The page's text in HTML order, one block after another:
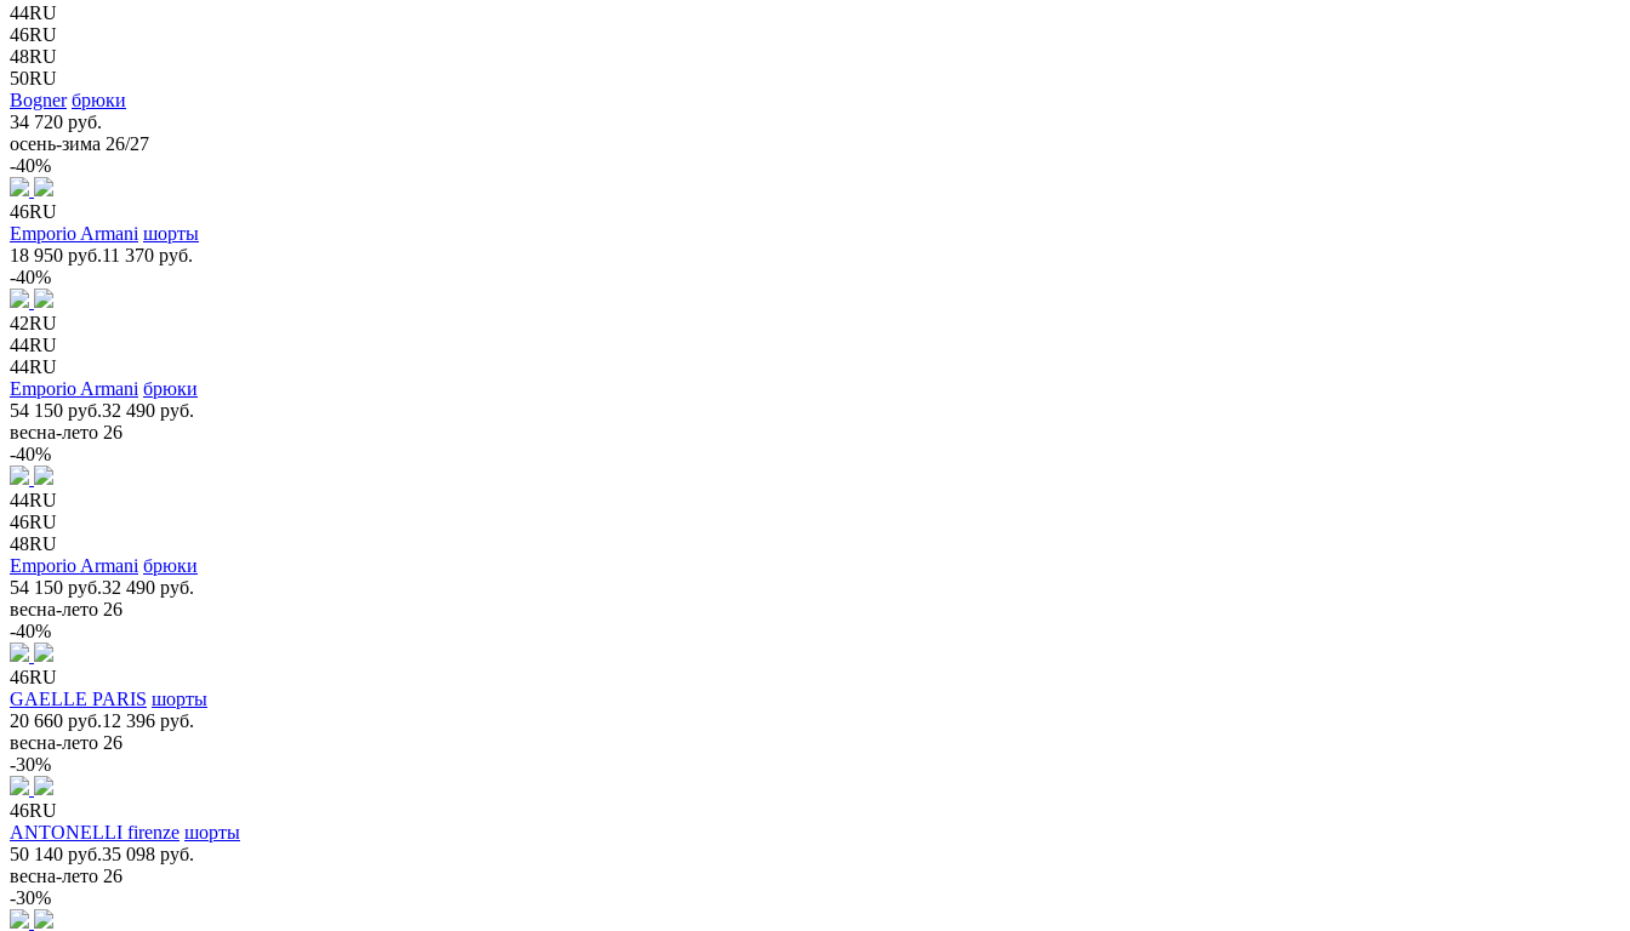
44RU
46RU
48RU
50RU
Bogner брюки
34 720 руб.
осень-зима 26/27
-40%
46RU
Emporio Armani шорты
18 950 руб.11 370 руб.
-40%
42RU
44RU
44RU
Emporio Armani брюки
54 150 руб.32 490 руб.
весна-лето 26
-40%
44RU
46RU
48RU
Emporio Armani брюки
54 150 руб.32 490 руб.
весна-лето 26
-40%
46RU
GAELLE PARIS шорты
20 660 руб.12 396 руб.
весна-лето 26
-30%
46RU
ANTONELLI firenze шорты
50 140 руб.35 098 руб.
весна-лето 26
-30%